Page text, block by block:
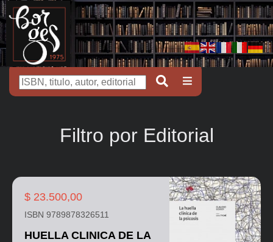
Filtro por Editorial
$ 23.500,00
ISBN 9789878326511
HUELLA CLINICA DE LA